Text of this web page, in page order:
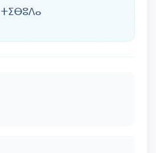
ⵜⵉⴱⵓⴷⴰ